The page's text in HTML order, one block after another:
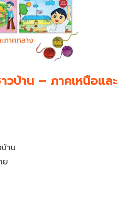
บ้าน – ภาคเหนือและ
าน
ย